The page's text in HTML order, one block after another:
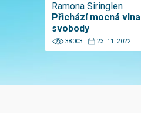
Ramona Siringlen
Přichází mocná vlna
svobody
38003 23. 11. 2022